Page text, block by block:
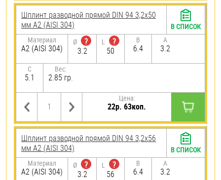
Шплинт разводной прямой DIN 94 3,2х50
мм А2 (AISI 304)
Материал
А2 (AISI 304)
Ø
?
3.2
L
?
50
B
6.4
A
3.2
C
5.1
Вес:
2.85 гр.
Цена:
22р. 63коп.
В СПИСОК
Шплинт разводной прямой DIN 94 3,2х56
мм А2 (AISI 304)
Материал
А2 (AISI 304)
Ø
?
3.2
L
?
56
B
6.4
A
3.2
В СПИСОК